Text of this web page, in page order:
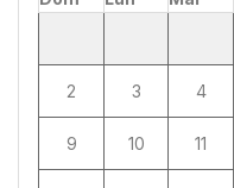
2 3 4
9 10 11